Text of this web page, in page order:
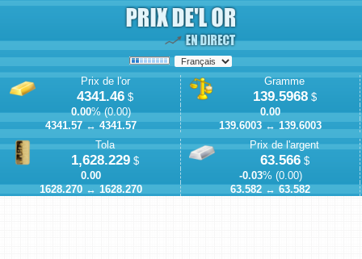
Prix de l'or
4341.46 $
0.00% (0.00)
4341.57↔4341.57
Gramme
139.5968$
0.00
139.6003↔139.6003
Tola
1,628.229 $
0.00
1628.270 ↔ 1628.270
Prix de l'argent
63.566$
-0.03% (0.00)
63.582 ↔ 63.582